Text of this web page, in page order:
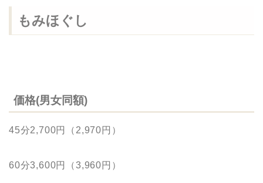
もみほぐし
価格(男女同額)
45分2,700円（2,970円）
60分3,600円（3,960円）